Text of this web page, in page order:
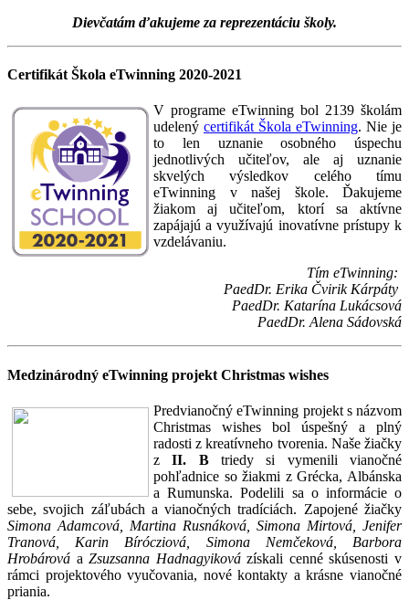
Dievčatám ďakujeme za reprezentáciu školy.
Certifikát Škola eTwinning 2020-2021
V programe eTwinning bol 2139 školám
udelený certifikát Škola eTwinning. Nie je
to len uznanie osobného úspechu
jednotlivých učiteľov, ale aj uznanie
skvelých výsledkov celého tímu
eTwinning v našej škole. Ďakujeme
žiakom aj učiteľom, ktorí sa aktívne
zapájajú a využívajú inovatívne prístupy k
vzdelávaniu.
Tím eTwinning:
PaedDr. Erika Čvirik Kárpáty
PaedDr. Katarína Lukácsová
PaedDr. Alena Sádovská
Medzinárodný eTwinning projekt Christmas wishes
Predvianočný eTwinning projekt s názvom
Christmas wishes bol úspešný a plný
radosti z kreatívneho tvorenia. Naše žiačky
zII. Btriedy si vymenili vianočné
pohľadnice so žiakmi z Grécka, Albánska
a Rumunska. Podelili sa o informácie o
sebe, svojich záľubách a vianočných tradíciách. Zapojené žiačky
Simona Adamcová, Martina Rusnáková, Simona Mirtová, Jenifer
Tranová, Karin Bírócziová, Simona Nemčeková, Barbora
Hrobárová aZsuzsanna Hadnagyikovázískali cenné skúsenosti v
rámci projektového vyučovania, nové kontakty a krásne vianočné
priania.